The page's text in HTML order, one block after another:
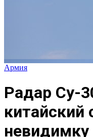
Армия
Радар Су-
китайский
невидимку